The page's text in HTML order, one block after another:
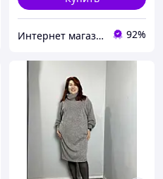
Интернет магазин MODA 92%